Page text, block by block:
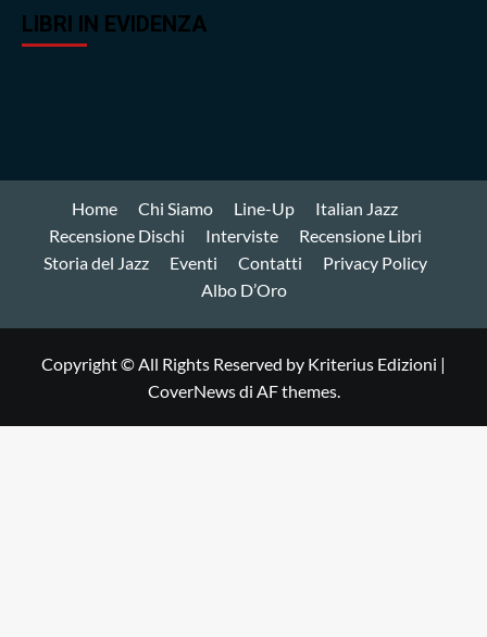
LIBRI IN EVIDENZA
Home Chi Siamo Line-Up
Italian Jazz
Recensione Dischi
Interviste
Recensione Libri
Storia del Jazz
Eventi Contatti
Privacy Policy
Albo D’Oro
Copyright © All Rights Reserved by Kriterius Edizioni |
CoverNewsdi AF themes.